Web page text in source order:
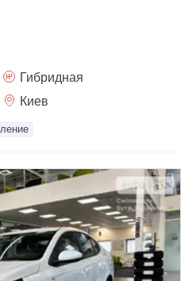
Гибридная
Киев